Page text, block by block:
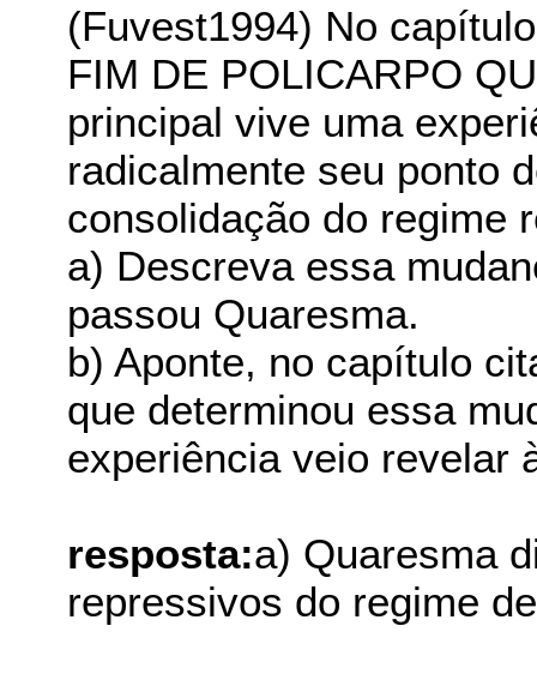
(Fuvest1994) No
FIM DE POLICARPO
principal vive uma
radicalmente seu ponto
consolidação do regime
a) Descreva essa
passou Quaresma.
b) Aponte, no capítulo
que determinou essa
experiência veio revelar
resposta:a) Quaresma
repressivos do regime